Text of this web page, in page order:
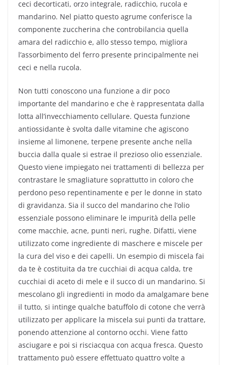
ceci decorticati, orzo integrale, radicchio, rucola e
mandarino. Nel piatto questo agrume conferisce la
componente zuccherina che controbilancia quella
amara del radicchio e, allo stesso tempo, migliora
l’assorbimento del ferro presente principalmente nei
ceci e nella rucola.
Non tutti conoscono una funzione a dir poco
importante del mandarino e che è rappresentata dalla
lotta all’invecchiamento cellulare. Questa funzione
antiossidante è svolta dalle vitamine che agiscono
insieme al limonene, terpene presente anche nella
buccia dalla quale si estrae il prezioso olio essenziale.
Questo viene impiegato nei trattamenti di bellezza per
contrastare le smagliature soprattutto in coloro che
perdono peso repentinamente e per le donne in stato
di gravidanza. Sia il succo del mandarino che l’olio
essenziale possono eliminare le impurità della pelle
come macchie, acne, punti neri, rughe. Difatti, viene
utilizzato come ingrediente di maschere e miscele per
la cura del viso e dei capelli. Un esempio di miscela fai
da te è costituita da tre cucchiai di acqua calda, tre
cucchiai di aceto di mele e il succo di un mandarino. Si
mescolano gli ingredienti in modo da amalgamare bene
il tutto, si intinge qualche batuffolo di cotone che verrà
utilizzato per applicare la miscela sui punti da trattare,
ponendo attenzione al contorno occhi. Viene fatto
asciugare e poi si risciacqua con acqua fresca. Questo
trattamento può essere effettuato quattro volte a